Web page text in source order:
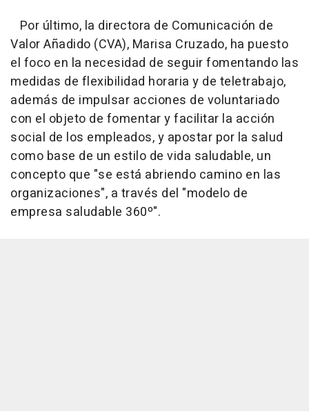
Por último, la directora de Comunicación de
Valor Añadido (CVA), Marisa Cruzado, ha puesto
el foco en la necesidad de seguir fomentando las
medidas de flexibilidad horaria y de teletrabajo,
además de impulsar acciones de voluntariado
con el objeto de fomentar y facilitar la acción
social de los empleados, y apostar por la salud
como base de un estilo de vida saludable, un
concepto que "se está abriendo camino en las
organizaciones", a través del "modelo de
empresa saludable 360º".